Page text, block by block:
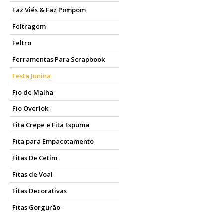
Faz Viés & Faz Pompom
Feltragem
Feltro
Ferramentas Para Scrapbook
Festa Junina
Fio de Malha
Fio Overlok
Fita Crepe e Fita Espuma
Fita para Empacotamento
Fitas De Cetim
Fitas de Voal
Fitas Decorativas
Fitas Gorgurão